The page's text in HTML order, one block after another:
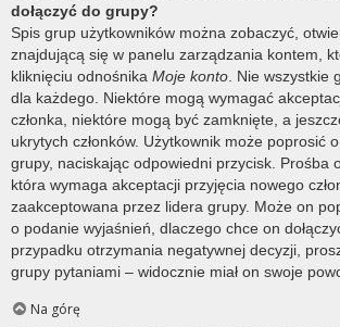
dołączyć do grupy?
Spis grup użytkowników można zobaczyć,
znajdującą się w panelu zarządzania kontem,
kliknięciu odnośnika Moje konto . Nie wszystkie
dla każdego. Niektóre mogą wymagać
członka, niektóre mogą być zamknięte, a
ukrytych członków. Użytkownik może poprosić
grupy, naciskając odpowiedni przycisk. Prośba
która wymaga akceptacji przyjęcia nowego
zaakceptowana przez lidera grupy. Może on
o podanie wyjaśnień, dlaczego chce on
przypadku otrzymania negatywnej decyzji,
grupy pytaniami – widocznie miał on swoje
Na górę